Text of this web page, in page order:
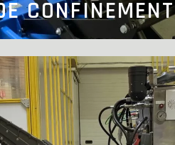
CONFINEMENT